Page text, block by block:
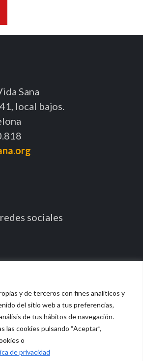
y de terceros con fines analíticos y
del sitio web a tus preferencias,
de tus hábitos de navegación.
las cookies pulsando “Aceptar”,
o
de privacidad
Sana
local bajos.
sociales
| All Rights Reserved